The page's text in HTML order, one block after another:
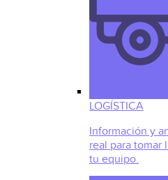
LOGÍSTICA
Información y
real para tomar
tu equipo.